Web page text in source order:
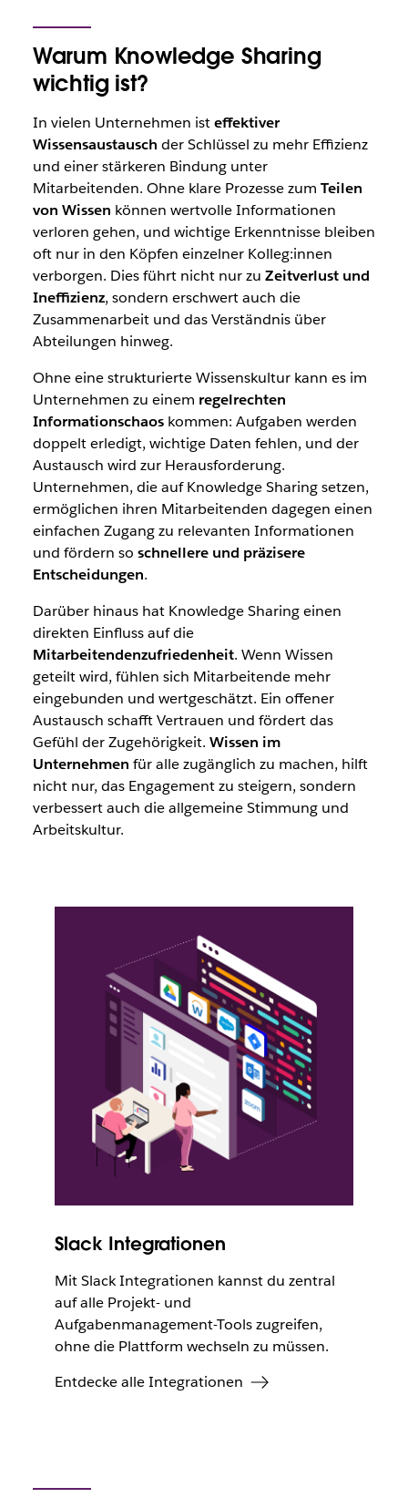
Warum Knowledge Sharing
wichtig ist?
In vielen Unternehmen isteffektiver
Wissensaustausch der Schlüssel zu mehr Effizienz
und einer stärkeren Bindung unter
Mitarbeitenden. Ohne klare Prozesse zum Teilen
von Wissen können wertvolle Informationen
verloren gehen, und wichtige Erkenntnisse bleiben
oft nur in den Köpfen einzelner Kolleg:innen
verborgen. Dies führt nicht nur zu Zeitverlust und
Ineffizienz, sondern erschwert auch die
Zusammenarbeit und das Verständnis über
Abteilungen hinweg.
Ohne eine strukturierte Wissenskultur kann es im
Unternehmen zu einem regelrechten
Informationschaoskommen: Aufgaben werden
doppelt erledigt, wichtige Daten fehlen, und der
Austausch wird zur Herausforderung.
Unternehmen, die auf Knowledge Sharing setzen,
ermöglichen ihren Mitarbeitenden dagegen einen
einfachen Zugang zu relevanten Informationen
und fördern so schnellere und präzisere
Entscheidungen.
Darüber hinaus hat Knowledge Sharing einen
direkten Einfluss auf die
Mitarbeitendenzufriedenheit. Wenn Wissen
geteilt wird, fühlen sich Mitarbeitende mehr
eingebunden und wertgeschätzt. Ein offener
Austausch schafft Vertrauen und fördert das
Gefühl der Zugehörigkeit. Wissen im
Unternehmen für alle zugänglich zu machen, hilft
nicht nur, das Engagement zu steigern, sondern
verbessert auch die allgemeine Stimmung und
Arbeitskultur.
Slack Integrationen
Mit Slack Integrationen kannst du zentral
auf alle Projekt- und
Aufgabenmanagement-Tools zugreifen,
ohne die Plattform wechseln zu müssen.
Entdecke alle Integrationen